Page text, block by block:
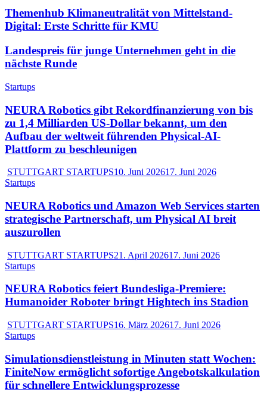
Themenhub Klimaneutralität von Mittelstand-
Digital: Erste Schritte für KMU
Landespreis für junge Unternehmen geht in die
nächste Runde
Startups
NEURA Robotics gibt Rekordfinanzierung von bis
zu 1,4 Milliarden US-Dollar bekannt, um den
Aufbau der weltweit führenden Physical-AI-
Plattform zu beschleunigen
STUTTGART STARTUPS10. Juni 202617. Juni 2026
Startups
NEURA Robotics und Amazon Web Services starten
strategische Partnerschaft, um Physical AI breit
auszurollen
STUTTGART STARTUPS21. April 202617. Juni 2026
Startups
NEURA Robotics feiert Bundesliga-Premiere:
Humanoider Roboter bringt Hightech ins Stadion
STUTTGART STARTUPS16. März 202617. Juni 2026
Startups
Simulationsdienstleistung in Minuten statt Wochen:
FiniteNow ermöglicht sofortige Angebotskalkulation
für schnellere Entwicklungsprozesse